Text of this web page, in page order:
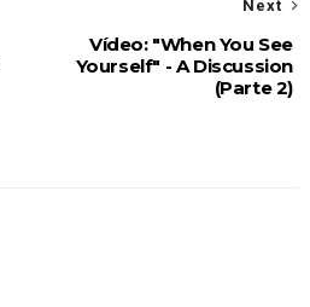
Next
Vídeo: "When You See
Yourself" - A Discussion
(Parte 2)